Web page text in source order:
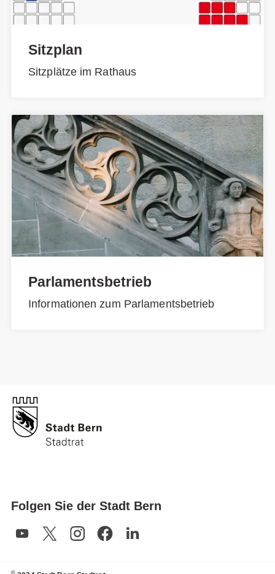
Sitzplan
Sitzplätze im Rathaus
Parlamentsbetrieb
Informationen zum Parlamentsbetrieb
Folgen Sie der Stadt Bern
©